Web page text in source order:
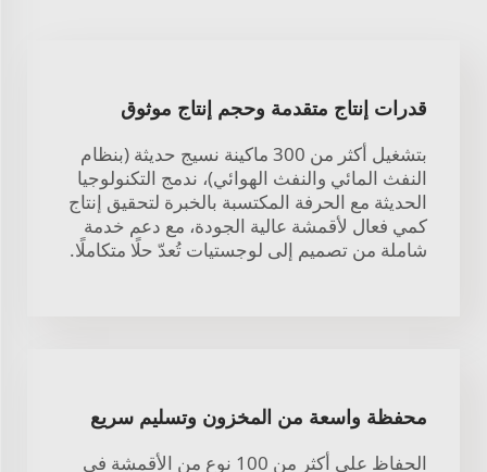
قدرات إنتاج متقدمة وحجم إنتاج موثوق
بتشغيل أكثر من 300 ماكينة نسيج حديثة (بنظام
النفث المائي والنفث الهوائي)، ندمج التكنولوجيا
الحديثة مع الحرفة المكتسبة بالخبرة لتحقيق إنتاج
كمي فعال لأقمشة عالية الجودة، مع دعم خدمة
شاملة من تصميم إلى لوجستيات تُعدّ حلًا متكاملًا.
محفظة واسعة من المخزون وتسليم سريع
الحفاظ على أكثر من 100 نوع من الأقمشة في